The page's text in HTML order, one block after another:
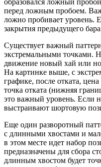
образовался ложный
перед ложным пробоем.
ложно пробивает уровень.
закрытия предыдущего
Существует важный
экстремальными точками.
движение новый хай или
На картинке выше, с
графике, после отката,
точка отката (нижняя
это важный уровень. Если
выстраивают шортовую
Еще один разворотный
с длинными хвостами и
в этом месте идет набор
предназначены для сбора
длинным хвостом будет